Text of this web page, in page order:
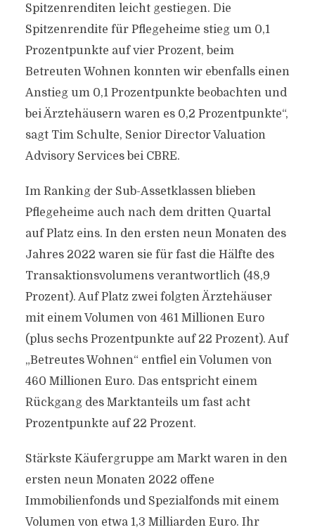
Spitzenrenditen leicht gestiegen. Die
Spitzenrendite für Pflegeheime stieg um 0,1
Prozentpunkte auf vier Prozent, beim
Betreuten Wohnen konnten wir ebenfalls einen
Anstieg um 0,1 Prozentpunkte beobachten und
bei Ärztehäusern waren es 0,2 Prozentpunkte“,
sagt Tim Schulte, Senior Director Valuation
Advisory Services bei CBRE.
Im Ranking der Sub-Assetklassen blieben
Pflegeheime auch nach dem dritten Quartal
auf Platz eins. In den ersten neun Monaten des
Jahres 2022 waren sie für fast die Hälfte des
Transaktionsvolumens verantwortlich (48,9
Prozent). Auf Platz zwei folgten Ärztehäuser
mit einem Volumen von 461 Millionen Euro
(plus sechs Prozentpunkte auf 22 Prozent). Auf
„Betreutes Wohnen“ entfiel ein Volumen von
460 Millionen Euro. Das entspricht einem
Rückgang des Marktanteils um fast acht
Prozentpunkte auf 22 Prozent.
Stärkste Käufergruppe am Markt waren in den
ersten neun Monaten 2022 offene
Immobilienfonds und Spezialfonds mit einem
Volumen von etwa 1,3 Milliarden Euro. Ihr